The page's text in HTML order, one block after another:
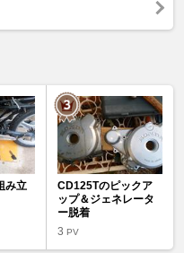
み立
CD125Tのピックア
ップ＆ジェネレータ
ー脱着
3 PV